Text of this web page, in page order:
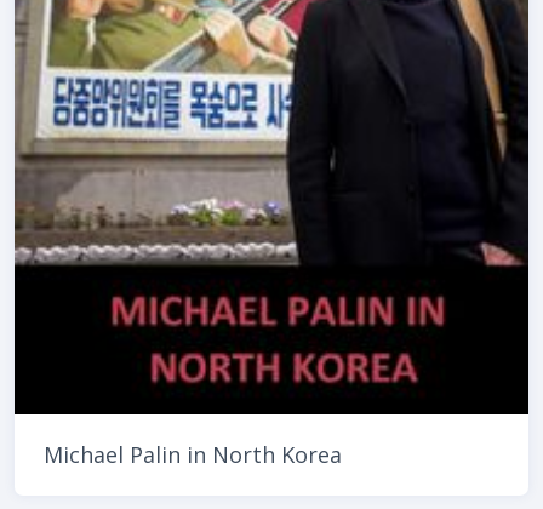
Michael Palin in North Korea